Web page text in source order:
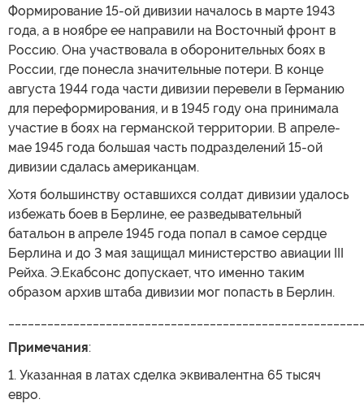
Формирование 15-ой дивизии началось в марте 1943
года, а в ноябре ее направили на Восточный фронт в
Россию. Она участвовала в оборонительных боях в
России, где понесла значительные потери. В конце
августа 1944 года части дивизии перевели в Германию
для переформирования, и в 1945 году она принимала
участие в боях на германской территории. В апреле-
мае 1945 года большая часть подразделений 15-ой
дивизии сдалась американцам.
Хотя большинству оставшихся солдат дивизии удалось
избежать боев в Берлине, ее разведывательный
батальон в апреле 1945 года попал в самое сердце
Берлина и до 3 мая защищал министерство авиации III
Рейха. Э.Екабсонс допускает, что именно таким
образом архив штаба дивизии мог попасть в Берлин.
Примечания:
1. Указанная в латах сделка эквивалентна 65 тысяч
евро.